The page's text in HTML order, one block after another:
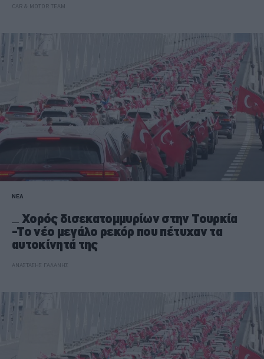
CAR & MOTOR TEAM
ΝΕΑ
Χορός δισεκατομμυρίων στην Τουρκία
-Το νέο μεγάλο ρεκόρ που πέτυχαν τα
αυτοκίνητά της
ΑΝΑΣΤΑΣΗΣ ΓΑΛΑΝΗΣ